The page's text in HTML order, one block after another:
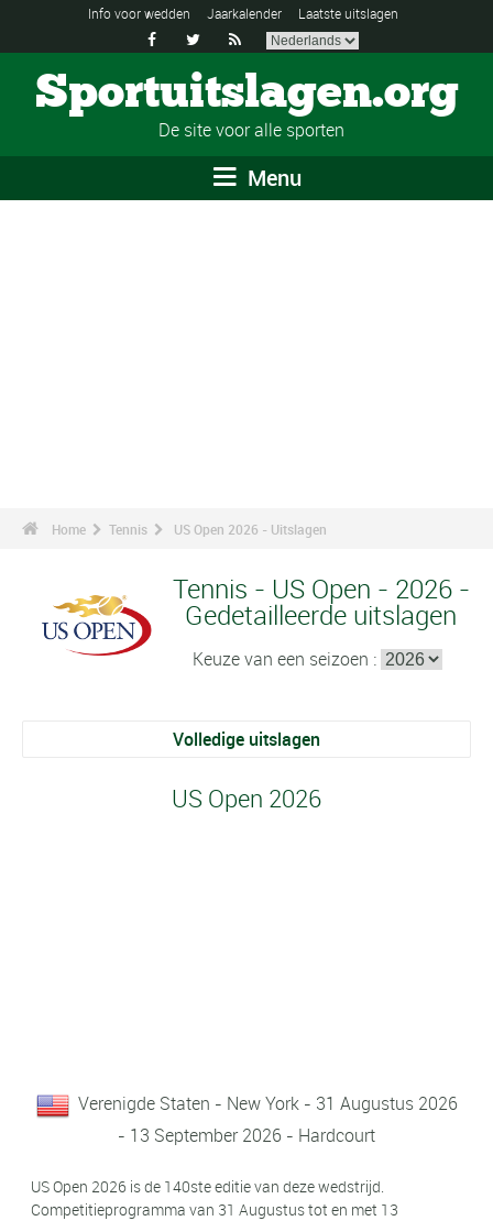
Info voor wedden Jaarkalender Laatste uitslagen
  
Sportuitslagen.org
De site voor alle sporten
Menu
Home Tennis US Open 2026 - Uitslagen
Tennis - US Open - 2026 -
Gedetailleerde uitslagen
Keuze van een seizoen :
Volledige uitslagen
US Open 2026
Verenigde Staten - New York - 31 Augustus 2026
- 13 September 2026 - Hardcourt
US Open 2026 is de 140ste editie van deze wedstrijd.
Competitieprogramma van 31 Augustus tot en met 13